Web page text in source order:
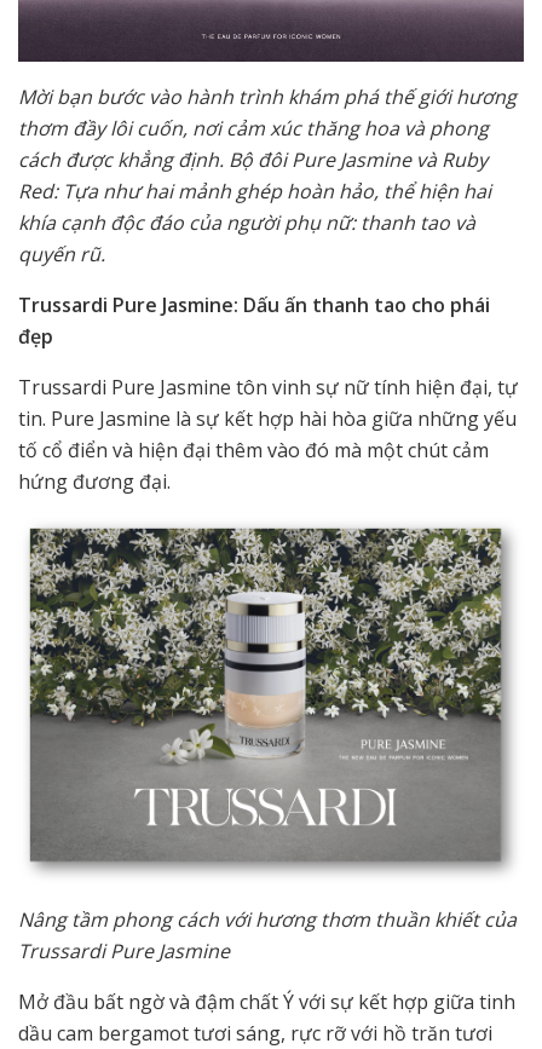
Mời bạn bước vào hành trình khám phá thế giới hương
thơm đầy lôi cuốn, nơi cảm xúc thăng hoa và phong
cách được khẳng định. Bộ đôi Pure Jasmine và Ruby
Red: Tựa như hai mảnh ghép hoàn hảo, thể hiện hai
khía cạnh độc đáo của người phụ nữ: thanh tao và
quyến rũ.
Trussardi Pure Jasmine: Dấu ấn thanh tao cho phái
đẹp
Trussardi Pure Jasmine tôn vinh sự nữ tính hiện đại, tự
tin. Pure Jasmine là sự kết hợp hài hòa giữa những yếu
tố cổ điển và hiện đại thêm vào đó mà một chút cảm
hứng đương đại.
Nâng tầm phong cách với hương thơm thuần khiết của
Trussardi Pure Jasmine
Mở đầu bất ngờ và đậm chất Ý với sự kết hợp giữa tinh
dầu cam bergamot tươi sáng, rực rỡ với hồ trăn tươi